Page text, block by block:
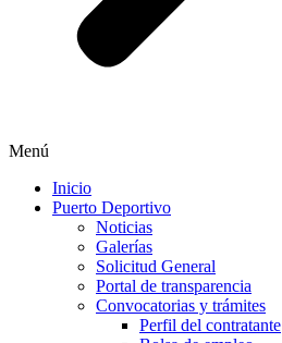
Menú
Inicio
Puerto Deportivo
Noticias
Galerías
Solicitud General
Portal de transparencia
Convocatorias y trámites
Perfil del contratante